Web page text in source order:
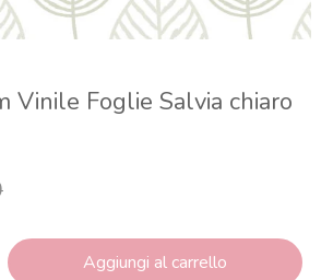
Vinile Foglie Salvia chiaro
Aggiungi al carrello